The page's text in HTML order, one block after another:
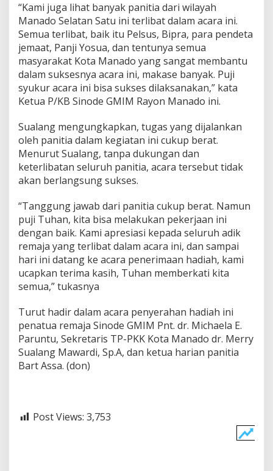
y
a
r
a
k
a
t
M
a
a
d
o
“Kami juga lihat banyak panitia dari wilayah
Manado Selatan Satu ini terlibat dalam acara ini.
Semua terlibat, baik itu Pelsus, Bipra, para pendeta
jemaat, Panji Yosua, dan tentunya semua
masyarakat Kota Manado yang sangat membantu
dalam suksesnya acara ini, makase banyak. Puji
syukur acara ini bisa sukses dilaksanakan,” kata
Ketua P/KB Sinode GMIM Rayon Manado ini.
Sualang mengungkapkan, tugas yang dijalankan
oleh panitia dalam kegiatan ini cukup berat.
Menurut Sualang, tanpa dukungan dan
keterlibatan seluruh panitia, acara tersebut tidak
akan berlangsung sukses.
“Tanggung jawab dari panitia cukup berat. Namun
puji Tuhan, kita bisa melakukan pekerjaan ini
dengan baik. Kami apresiasi kepada seluruh adik
remaja yang terlibat dalam acara ini, dan sampai
hari ini datang ke acara penerimaan hadiah, kami
ucapkan terima kasih, Tuhan memberkati kita
semua,” tukasnya
Turut hadir dalam acara penyerahan hadiah ini
penatua remaja Sinode GMIM Pnt. dr. Michaela E.
Paruntu, Sekretaris TP-PKK Kota Manado dr. Merry
Sualang Mawardi, Sp.A, dan ketua harian panitia
Bart Assa. (don)
Post Views: 3,753